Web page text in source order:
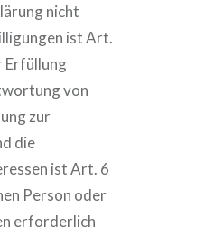
nicht
ist Art.
Erfüllung
von
zur
die
ist Art. 6
Person oder
erforderlich